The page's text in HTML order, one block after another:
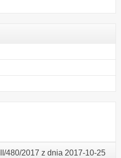
480/2017 z dnia 2017-10-25